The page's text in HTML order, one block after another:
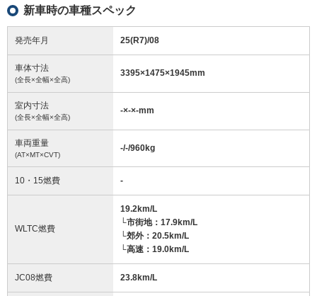
新車時の車種スペック
発売年月 25(R7)/08
車体寸法
(全長×全幅×全高)
3395×1475×1945mm
室内寸法
(全長×全幅×全高)
-×-×-mm
車両重量
(AT×MT×CVT)
-/-/960kg
10・15燃費 -
WLTC燃費
19.2km/L
└市街地：17.9km/L
└郊外：20.5km/L
└高速：19.0km/L
JC08燃費 23.8km/L